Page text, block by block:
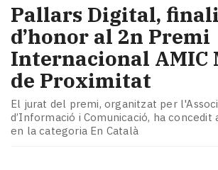
Pallars Digital,
d’honor al 2n Premi
Internacional AMIC
de Proximitat
El jurat del premi, organitzat per
d’Informació i Comunicació, ha concedit
en la categoria En Català